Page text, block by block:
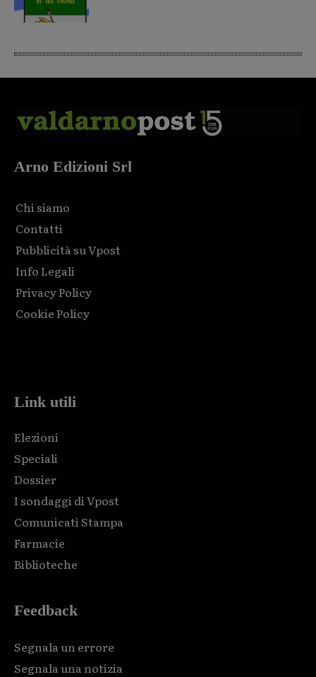
Arno Edizioni Srl
Chi siamo
Contatti
Pubblicità su Vpost
Info Legali
Privacy Policy
Cookie Policy
Link utili
Elezioni
Speciali
Dossier
I sondaggi di Vpost
Comunicati Stampa
Farmacie
Biblioteche
Feedback
Segnala un errore
Segnala una notizia